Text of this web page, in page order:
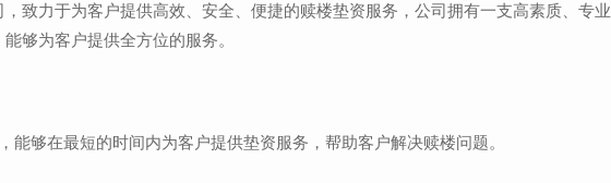
致力于为客户提供高效、安全、便捷的赎楼垫资服务，公司拥有一支高素质、专业
够为客户提供全方位的服务。
能够在最短的时间内为客户提供垫资服务，帮助客户解决赎楼问题。